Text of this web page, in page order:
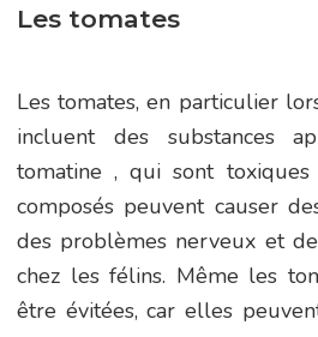
Les tomates
Les tomates, en particulier
incluent des substances
tomatine , qui sont
composés peuvent causer
des problèmes nerveux et
chez les félins. Même les
être évitées, car elles